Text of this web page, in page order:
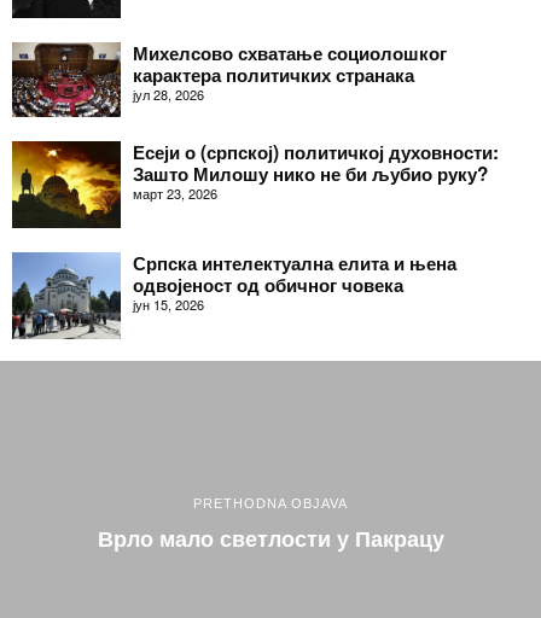
Михелсово схватање социолошког
карактера политичких странака
јул 28, 2026
Есеји о (српској) политичкој духовности:
Зашто Милошу нико не би љубио руку?
март 23, 2026
Српска интелектуална елита и њена
одвојеност од обичног човека
јун 15, 2026
PRETHODNA OBJAVA
Врло мало светлости у Пакрацу